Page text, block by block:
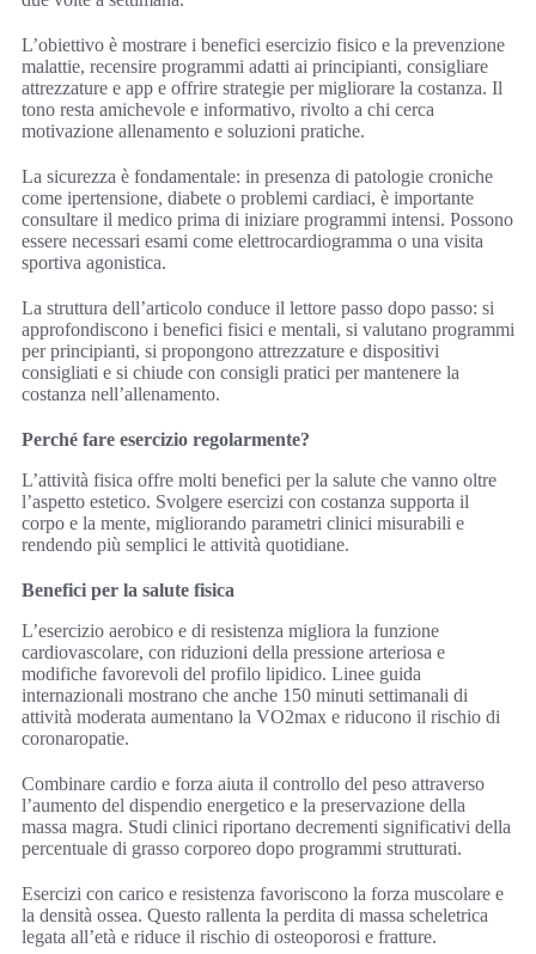
L’obiettivo è mostrare i benefici esercizio fisico e la prevenzione
malattie, recensire programmi adatti ai principianti, consigliare
attrezzature e app e offrire strategie per migliorare la costanza. Il
tono resta amichevole e informativo, rivolto a chi cerca
motivazione allenamento e soluzioni pratiche.
La sicurezza è fondamentale: in presenza di patologie croniche
come ipertensione, diabete o problemi cardiaci, è importante
consultare il medico prima di iniziare programmi intensi. Possono
essere necessari esami come elettrocardiogramma o una visita
sportiva agonistica.
La struttura dell’articolo conduce il lettore passo dopo passo: si
approfondiscono i benefici fisici e mentali, si valutano programmi
per principianti, si propongono attrezzature e dispositivi
consigliati e si chiude con consigli pratici per mantenere la
costanza nell’allenamento.
Perché fare esercizio regolarmente?
L’attività fisica offre molti benefici per la salute che vanno oltre
l’aspetto estetico. Svolgere esercizi con costanza supporta il
corpo e la mente, migliorando parametri clinici misurabili e
rendendo più semplici le attività quotidiane.
Benefici per la salute fisica
L’esercizio aerobico e di resistenza migliora la funzione
cardiovascolare, con riduzioni della pressione arteriosa e
modifiche favorevoli del profilo lipidico. Linee guida
internazionali mostrano che anche 150 minuti settimanali di
attività moderata aumentano la VO2max e riducono il rischio di
coronaropatie.
Combinare cardio e forza aiuta il controllo del peso attraverso
l’aumento del dispendio energetico e la preservazione della
massa magra. Studi clinici riportano decrementi significativi della
percentuale di grasso corporeo dopo programmi strutturati.
Esercizi con carico e resistenza favoriscono la forza muscolare e
la densità ossea. Questo rallenta la perdita di massa scheletrica
legata all’età e riduce il rischio di osteoporosi e fratture.